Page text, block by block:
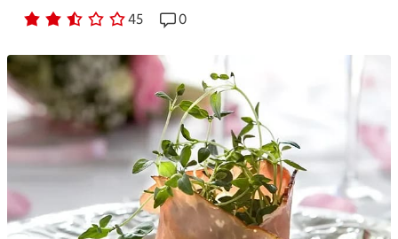
Betyg 2.7 av 5. 45
45 personer har röstatReceptet har 0 kommentarer
0